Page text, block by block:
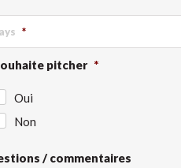
*
pitcher *
Oui
Non
/ commentaires